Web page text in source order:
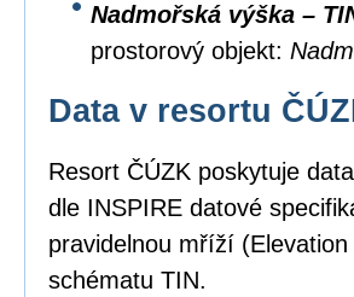
Nadmořská výška –
prostorový objekt:
Data v resortu
Resort ČÚZK poskytuje
dle INSPIRE datové
pravidelnou mříží
schématu TIN.